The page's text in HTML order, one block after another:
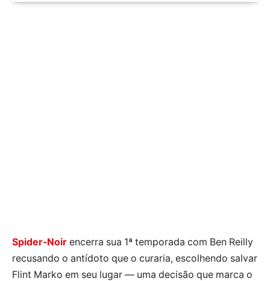
Spider-Noir encerra sua 1ª temporada com Ben Reilly
recusando o antídoto que o curaria, escolhendo salvar
Flint Marko em seu lugar — uma decisão que marca o